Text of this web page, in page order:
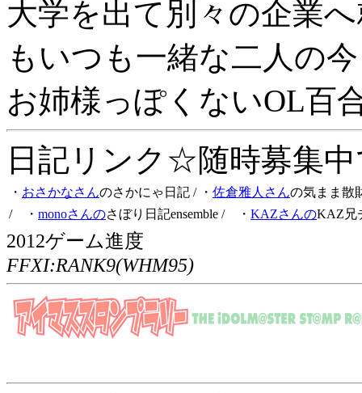
大学を出て別々の企業
もいつも一緒な二人の
お姉様っぽくないOL百
日記リンク☆随時募集
・ おさかなさんのさかにゃ日記 / ・ 佐倉雅人さんの気まま散
/ ・ monoさんのさぼり日記ensemble / ・ KAZさんのKAZ兄
2012ゲーム進度
FFXI:RANK9(WHM95)